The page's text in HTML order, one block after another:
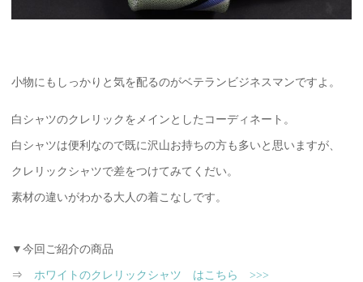
小物にもしっかりと気を配るのがベテランビジネスマンですよ。
白シャツのクレリックをメインとしたコーディネート。
白シャツは便利なので既に沢山お持ちの方も多いと思いますが、
クレリックシャツで差をつけてみてくだい。
素材の違いがわかる大人の着こなしです。
▼今回ご紹介の商品
⇒ ホワイトのクレリックシャツ はこちら >>>